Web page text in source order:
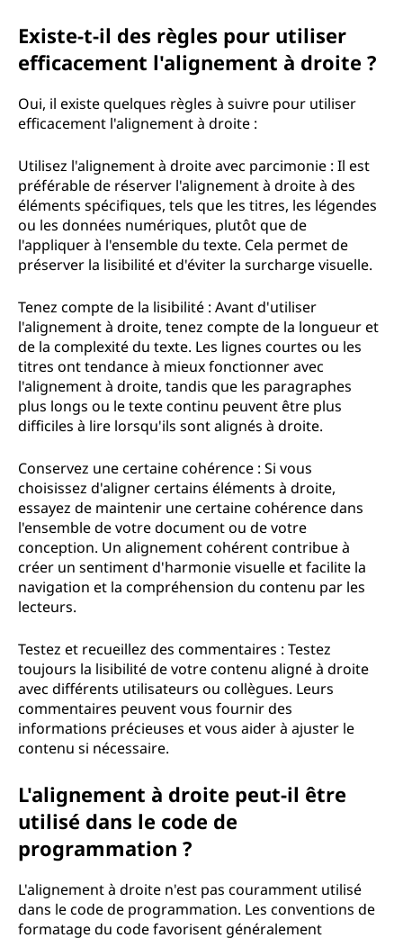
Existe-t-il des règles pour utiliser
efficacement l'alignement à droite ?
Oui, il existe quelques règles à suivre pour utiliser
efficacement l'alignement à droite :
Utilisez l'alignement à droite avec parcimonie : Il est
préférable de réserver l'alignement à droite à des
éléments spécifiques, tels que les titres, les légendes
ou les données numériques, plutôt que de
l'appliquer à l'ensemble du texte. Cela permet de
préserver la lisibilité et d'éviter la surcharge visuelle.
Tenez compte de la lisibilité : Avant d'utiliser
l'alignement à droite, tenez compte de la longueur et
de la complexité du texte. Les lignes courtes ou les
titres ont tendance à mieux fonctionner avec
l'alignement à droite, tandis que les paragraphes
plus longs ou le texte continu peuvent être plus
difficiles à lire lorsqu'ils sont alignés à droite.
Conservez une certaine cohérence : Si vous
choisissez d'aligner certains éléments à droite,
essayez de maintenir une certaine cohérence dans
l'ensemble de votre document ou de votre
conception. Un alignement cohérent contribue à
créer un sentiment d'harmonie visuelle et facilite la
navigation et la compréhension du contenu par les
lecteurs.
Testez et recueillez des commentaires : Testez
toujours la lisibilité de votre contenu aligné à droite
avec différents utilisateurs ou collègues. Leurs
commentaires peuvent vous fournir des
informations précieuses et vous aider à ajuster le
contenu si nécessaire.
L'alignement à droite peut-il être
utilisé dans le code de
programmation ?
L'alignement à droite n'est pas couramment utilisé
dans le code de programmation. Les conventions de
formatage du code favorisent généralement